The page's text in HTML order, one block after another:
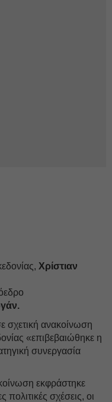
Χρίστιαν
σχετική ανακοίνωση
«επιβεβαιώθηκε η
συνεργασία
εκφράστηκε
πολιτικές σχέσεις, οι